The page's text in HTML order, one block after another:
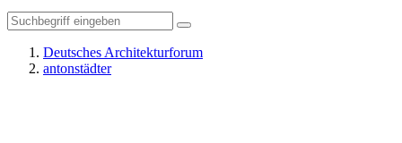
Deutsches Architekturforum
antonstädter